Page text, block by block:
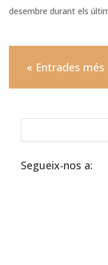
desembre durant els
« Entrades
Segueix-nos a: